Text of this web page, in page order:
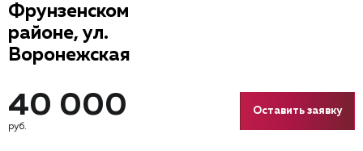
Фрунзенском
районе, ул.
Воронежская
40 000
руб.
Оставить заявку